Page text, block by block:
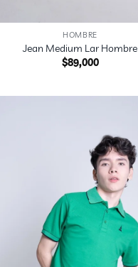
HOMBRE
Jean Medium Lar Hombre
$89,000